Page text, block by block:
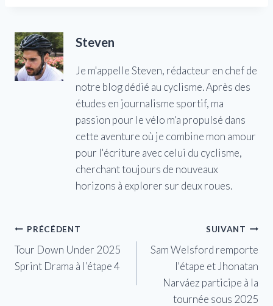
Steven
Je m'appelle Steven, rédacteur en chef de
notre blog dédié au cyclisme. Après des
études en journalisme sportif, ma
passion pour le vélo m'a propulsé dans
cette aventure où je combine mon amour
pour l'écriture avec celui du cyclisme,
cherchant toujours de nouveaux
horizons à explorer sur deux roues.
Navigation
de
PRÉCÉDENT
Tour Down Under 2025
Sprint Drama à l’étape 4
SUIVANT
Sam Welsford remporte
l'étape et Jhonatan
Narváez participe à la
tournée sous 2025